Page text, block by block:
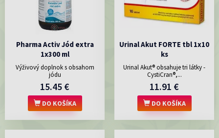
Pharma Activ Jód extra
1x300 ml
Výživový doplnok s obsahom
jódu
15.45 €
DO KOŠÍKA
Urinal Akut FORTE tbl 1x10
ks
Urinal Akut® obsahuje tri látky -
CystiCran®,...
11.91 €
DO KOŠÍKA